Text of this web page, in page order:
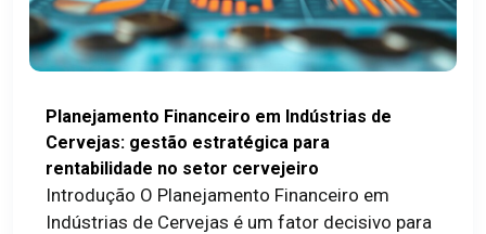
Planejamento Financeiro em Indústrias de
Cervejas: gestão estratégica para
rentabilidade no setor cervejeiro
Introdução O Planejamento Financeiro em
Indústrias de Cervejas é um fator decisivo para